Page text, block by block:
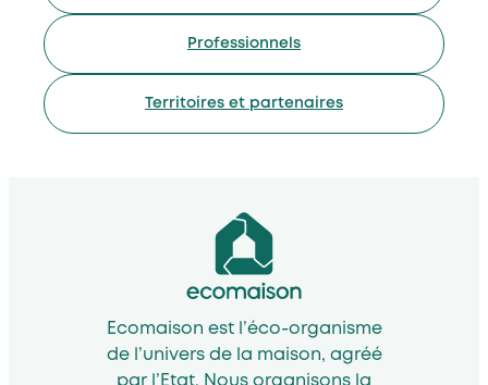
Professionnels
Territoires et partenaires
Ecomaison est l’éco-organisme
de l’univers de la maison, agréé
par l’Etat. Nous organisons la